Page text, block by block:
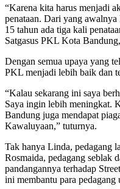
“Karena kita harus menjadi
penataan. Dari yang
15 tahun ada tiga kali
Satgasus PKL Kota
Dengan semua upaya yang
PKL menjadi lebih baik dan
“Kalau sekarang ini saya
Saya ingin lebih meningkat.
Bandung juga mendapat
Kawaluyaan,” tuturnya.
Tak hanya Linda, pedagang
Rosmaida, pedagang seblak
pandangannya terhadap
ini membantu para